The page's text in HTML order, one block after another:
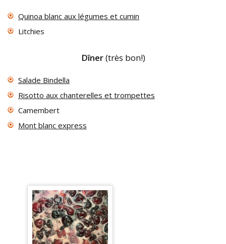
Quinoa blanc aux légumes et cumin
Litchies
Dîner(très bon!)
Salade Bindella
Risotto aux chanterelles et trompettes
Camembert
Mont blanc express